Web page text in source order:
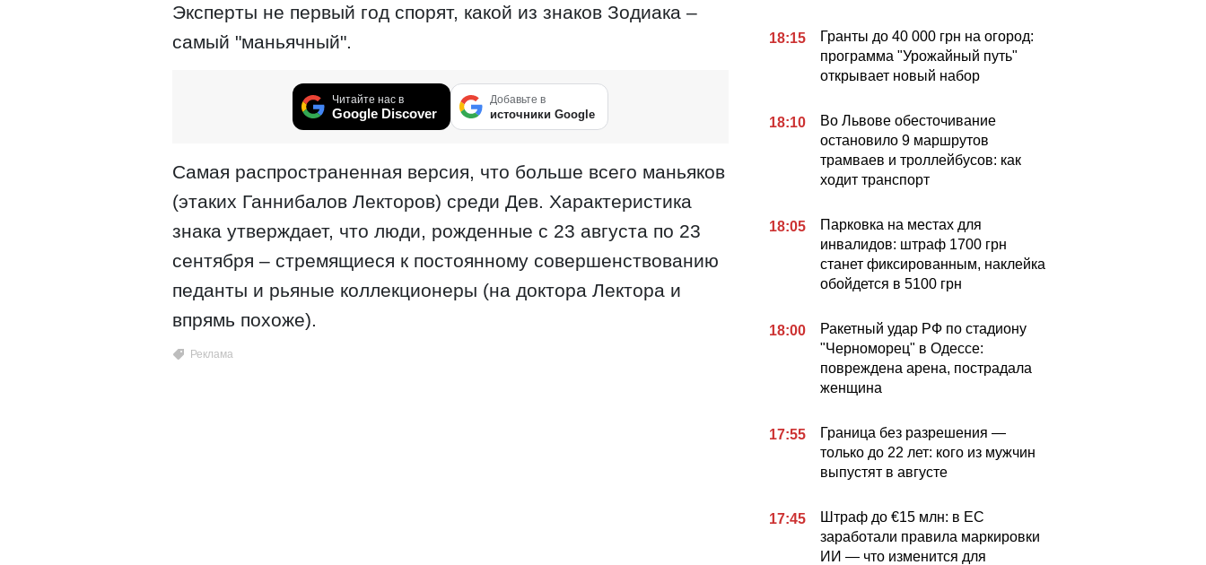
Эксперты не первый год спорят, какой из знаков Зодиака –
самый "маньячный".
Читайте нас в
Google Discover
Добавьте в
источники Google
Самая распространенная версия, что больше всего маньяков
(этаких Ганнибалов Лекторов) среди Дев. Характеристика
знака утверждает, что люди, рожденные с 23 августа по 23
сентября – стремящиеся к постоянному совершенствованию
педанты и рьяные коллекционеры (на доктора Лектора и
впрямь похоже).
18:15
Гранты до 40 000 грн на огород:
программа "Урожайный путь"
открывает новый набор
18:10
Во Львове обесточивание
остановило 9 маршрутов
трамваев и троллейбусов: как
ходит транспорт
18:05
Парковка на местах для
инвалидов: штраф 1700 грн
станет фиксированным, наклейка
обойдется в 5100 грн
18:00
Ракетный удар РФ по стадиону
"Черноморец" в Одессе:
повреждена арена, пострадала
женщина
17:55
Граница без разрешения —
только до 22 лет: кого из мужчин
выпустят в августе
17:45
Штраф до €15 млн: в ЕС
заработали правила маркировки
ИИ — что изменится для